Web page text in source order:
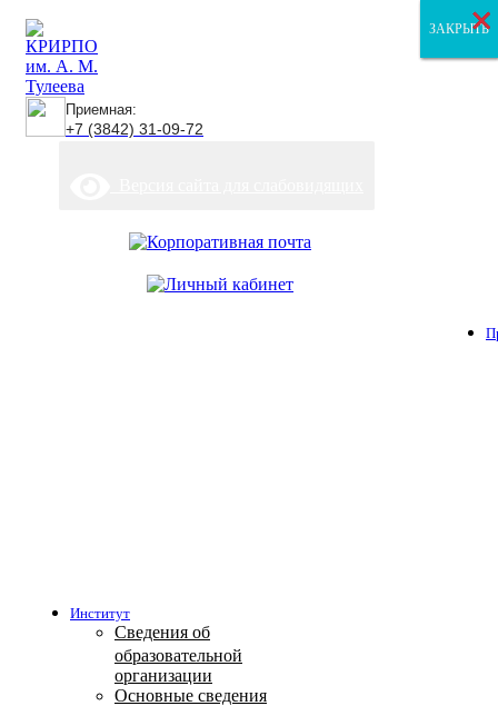
Приемная:
+7 (3842) 31-09-72
Институт
Сведения об
образовательной
организации
Основные сведения
ЗАКРЫТЬ
ЗАКРЫТЬ
ЗАКРЫТЬ
×
×
×